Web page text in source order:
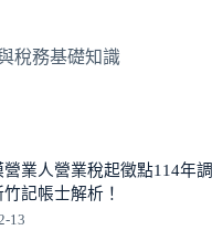
稅務基礎知識
營業人營業稅起徵點114年調
記帳士解析！
13